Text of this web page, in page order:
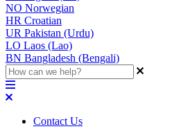
NO Norwegian
HR Croatian
UR Pakistan (Urdu)
LO Laos (Lao)
BN Bangladesh (Bengali)
Contact Us